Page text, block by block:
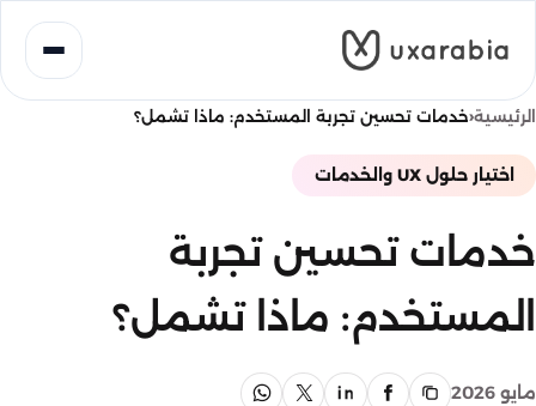
المحتوى
الرئيسية‹خدمات تحسين تجربة المستخدم: ماذا تشمل؟
اختيار حلول UX والخدمات
خدمات تحسين تجربة
المستخدم: ماذا تشمل؟
مايو 2026